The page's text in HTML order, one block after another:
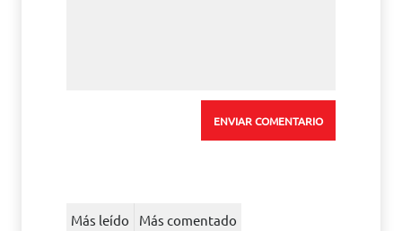
Más leído Más comentado